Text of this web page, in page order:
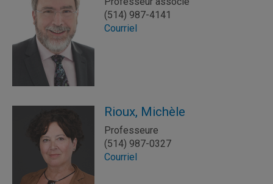
(514) 987-4141
Courriel
Rioux, Michèle
Professeure
(514) 987-0327
Courriel